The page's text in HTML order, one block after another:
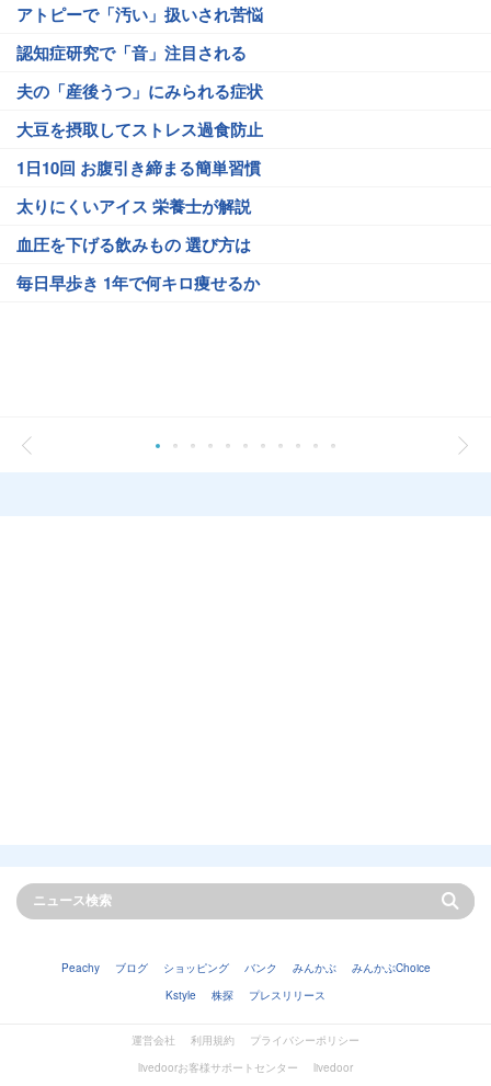
アトピーで「汚い」扱いされ苦悩
認知症研究で「音」注目される
夫の「産後うつ」にみられる症状
大豆を摂取してストレス過食防止
1日10回 お腹引き締まる簡単習慣
太りにくいアイス 栄養士が解説
血圧を下げる飲みもの 選び方は
毎日早歩き 1年で何キロ痩せるか
Peachy ブログ ショッピング バンク みんかぶ
みんかぶChoice
Kstyle
株探 プレスリリース
運営会社 利用規約
プライバシーポリシー
livedoorお客様サポートセンター
livedoor